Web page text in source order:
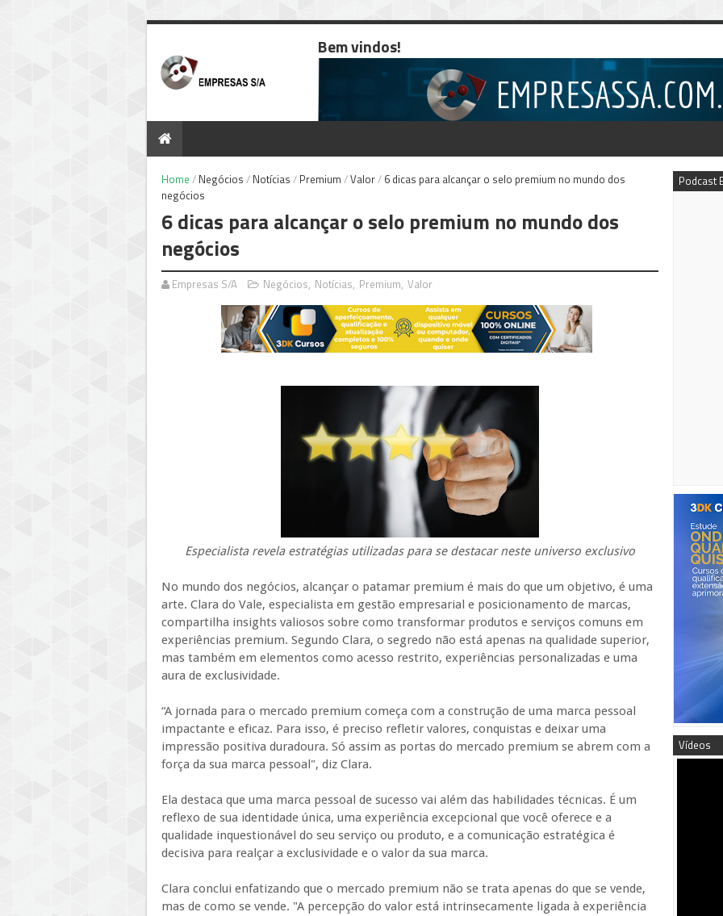
Bem vindos!
Home / Negócios / Notícias / Premium /Valor/ 6 dicas para alcançar o selo premium no mundo dos
negócios
6 dicas para alcançar o selo premium no mundo dos
negócios
Empresas S/A Negócios, Notícias, Premium, Valor
Especialista revela estratégias utilizadas para se destacar neste universo exclusivo
No mundo dos negócios, alcançar o patamar premium é mais do que um objetivo, é uma
arte. Clara do Vale, especialista em gestão empresarial e posicionamento de marcas,
compartilha insights valiosos sobre como transformar produtos e serviços comuns em
experiências premium. Segundo Clara, o segredo não está apenas na qualidade superior,
mas também em elementos como acesso restrito, experiências personalizadas e uma
aura de exclusividade.
“A jornada para o mercado premium começa com a construção de uma marca pessoal
impactante e eficaz. Para isso, é preciso refletir valores, conquistas e deixar uma
impressão positiva duradoura. Só assim as portas do mercado premium se abrem com a
força da sua marca pessoal", diz Clara.
Ela destaca que uma marca pessoal de sucesso vai além das habilidades técnicas. É um
reflexo de sua identidade única, uma experiência excepcional que você oferece e a
qualidade inquestionável do seu serviço ou produto, e a comunicação estratégica é
decisiva para realçar a exclusividade e o valor da sua marca.
Clara conclui enfatizando que o mercado premium não se trata apenas do que se vende,
mas de como se vende. "A percepção do valor está intrinsecamente ligada à experiência
Podcast
Vídeos